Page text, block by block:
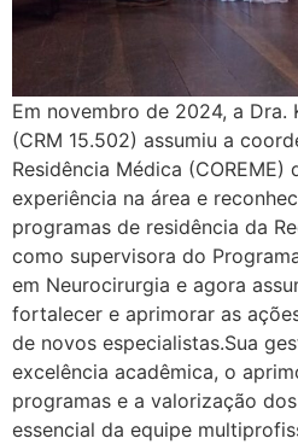
Em novembro de 2024, a Dra.
(CRM 15.502) assumiu a
Residência Médica
experiência na área e
programas de residência da
como supervisora do
em Neurocirurgia e agora
fortalecer e aprimorar as
de novos especialistas.Sua
excelência acadêmica, o
programas e a valorização
essencial da equipe